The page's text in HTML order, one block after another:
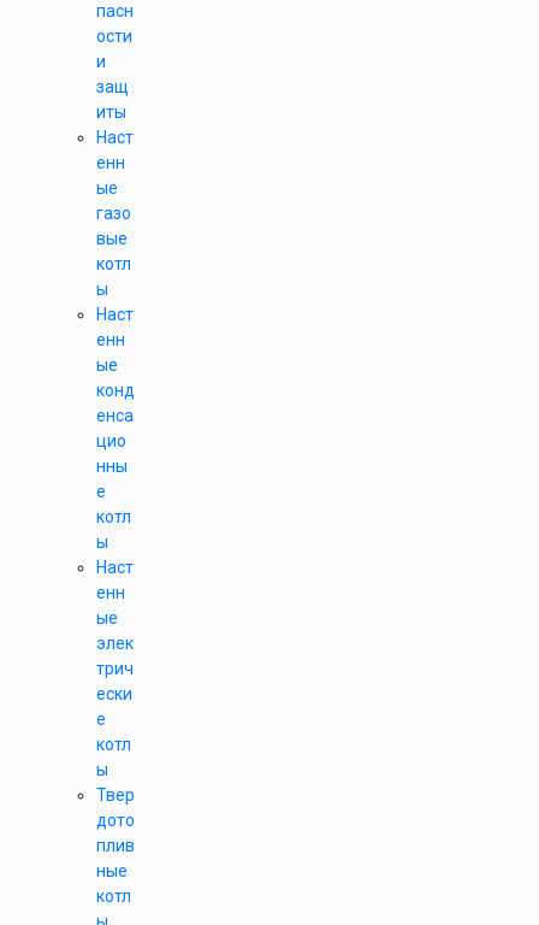
пасн
ости
и
защ
иты
Наст
енн
ые
газо
вые
котл
ы
Наст
енн
ые
конд
енса
цио
нны
е
котл
ы
Наст
енн
ые
элек
трич
ески
е
котл
ы
Твер
дото
плив
ные
котл